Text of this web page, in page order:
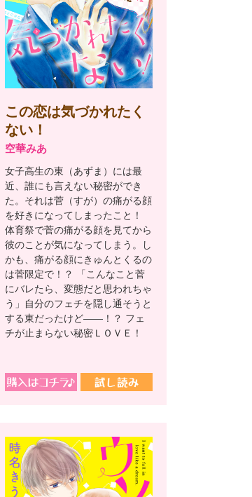
この恋は気づかれたく
ない！
空華みあ
女子高生の東（あずま）には最
近、誰にも言えない秘密ができ
た。それは菅（すが）の痛がる顔
を好きになってしまったこと！
体育祭で菅の痛がる顔を見てから
彼のことが気になってしまう。し
かも、痛がる顔にきゅんとくるの
は菅限定で！？ 「こんなこと菅
にバレたら、変態だと思われちゃ
う」自分のフェチを隠し通そうと
する東だったけど――！？ フェ
チが止まらない秘密ＬＯＶＥ！